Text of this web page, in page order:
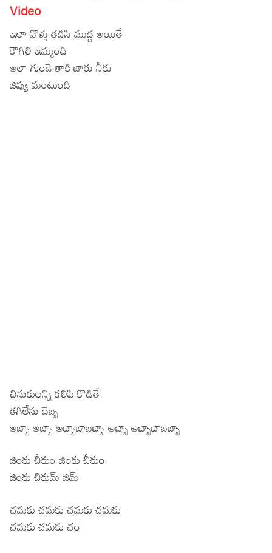
Lyrics in Hindi – Movie Songs
Lyrics in Tamil – Devotional Songs
Lyrics in Tamil – Movie Songs
Kannada
Lyrics in Kannada – Movie Songs
Video
ఇలా వొళ్లు తడిసి ముద్ద అయితే
కౌగిలి ఇమ్మంది
అలా గుండె తాకి జారు నీరు
జివ్వు మంటుంది
చినుకులన్ని కలిపి కొడితే
తగిలేను దెబ్బ
అబ్బా అబ్బా అబ్బాబాబబ్బా అబ్బా అబ్బాబాబబ్బా
జింకు చీకుం జింకు చీకుం
జింకు చికుమ్ జిమ్
చమకు చమకు చమకు చమకు
చమకు చమకు చం